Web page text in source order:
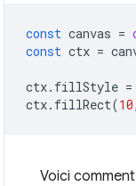
const canvas =
const ctx =
ctx. fillStyle =
ctx. fillRect(10,
Voici